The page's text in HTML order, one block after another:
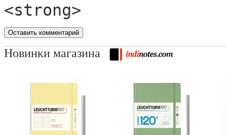
<strong>